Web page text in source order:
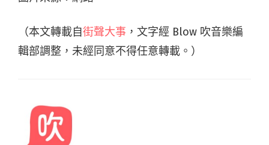
（本文轉載自街聲大事 ，文字經 Blow 吹音樂編
輯部調整，未經同意不得任意轉載。）